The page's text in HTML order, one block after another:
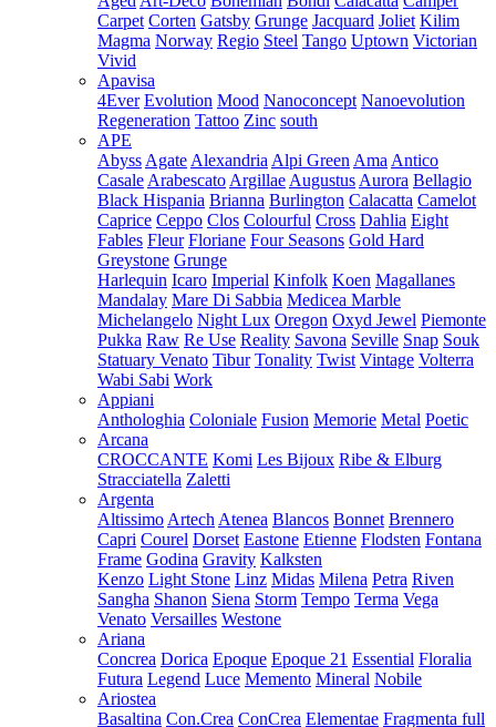
Carpet Corten Gatsby Grunge Jacquard Joliet Kilim
Magma Norway Regio Steel Tango Uptown Victorian
Vivid
Apavisa
4Ever Evolution Mood Nanoconcept Nanoevolution
Regeneration Tattoo Zinc south
APE
Abyss Agate Alexandria Alpi Green Ama Antico
Casale Arabescato Argillae Augustus Aurora Bellagio
Black Hispania Brianna Burlington Calacatta Camelot
Caprice Ceppo Clos Colourful Cross Dahlia Eight
Fables Fleur Floriane Four Seasons Gold Hard
Greystone Grunge
Harlequin Icaro Imperial Kinfolk Koen Magallanes
Mandalay Mare Di Sabbia Medicea Marble
Michelangelo Night Lux Oregon Oxyd Jewel Piemonte
Pukka Raw Re Use Reality Savona Seville Snap Souk
Statuary Venato Tibur Tonality Twist Vintage Volterra
Wabi Sabi Work
Appiani
Anthologhia Coloniale Fusion Memorie Metal Poetic
Arcana
CROCCANTE Komi Les Bijoux Ribe & Elburg
Stracciatella Zaletti
Argenta
Altissimo Artech Atenea Blancos Bonnet Brennero
Capri Courel Dorset Eastone Etienne Flodsten Fontana
Frame Godina Gravity Kalksten
Kenzo Light Stone Linz Midas Milena Petra Riven
Sangha Shanon Siena Storm Tempo Terma Vega
Venato Versailles Westone
Ariana
Concrea Dorica Epoque Epoque 21 Essential Floralia
Futura Legend Luce Memento Mineral Nobile
Ariostea
Basaltina Con.Crea ConCrea Elementae Fragmenta full